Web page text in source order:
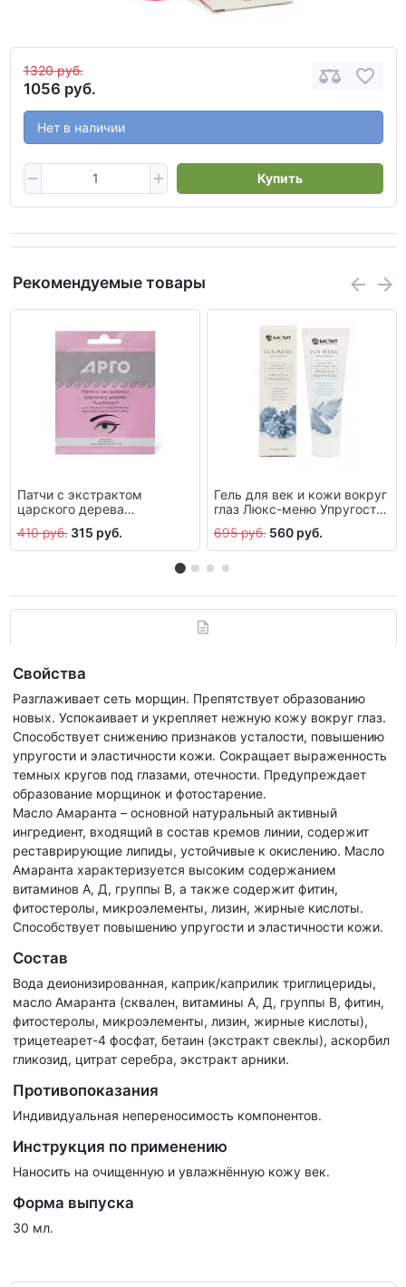
1320 руб.
1056 руб.
Нет в наличии
Купить
Рекомендуемые товары
Патчи с экстрактом
царского дерева
410 руб. 315 руб.
Гель для век и кожи вокруг
глаз Люкс-меню Упругость
695 руб. 560 руб.
Свойства
Разглаживает сеть морщин. Препятствует образованию
новых. Успокаивает и укрепляет нежную кожу вокруг глаз.
Способствует снижению признаков усталости, повышению
упругости и эластичности кожи. Сокращает выраженность
темных кругов под глазами, отечности. Предупреждает
образование морщинок и фотостарение.
Масло Амаранта – основной натуральный активный
ингредиент, входящий в состав кремов линии, содержит
реставрирующие липиды, устойчивые к окислению. Масло
Амаранта характеризуется высоким содержанием
витаминов А, Д, группы В, а также содержит фитин,
фитостеролы, микроэлементы, лизин, жирные кислоты.
Способствует повышению упругости и эластичности кожи.
Состав
Вода деионизированная, каприк/каприлик триглицериды,
масло Амаранта (сквален, витамины А, Д, группы В, фитин,
фитостеролы, микроэлементы, лизин, жирные кислоты),
трицетеарет-4 фосфат, бетаин (экстракт свеклы), аскорбил
гликозид, цитрат серебра, экстракт арники.
Противопоказания
Индивидуальная непереносимость компонентов.
Инструкция по применению
Наносить на очищенную и увлажнённую кожу век.
Форма выпуска
30 мл.